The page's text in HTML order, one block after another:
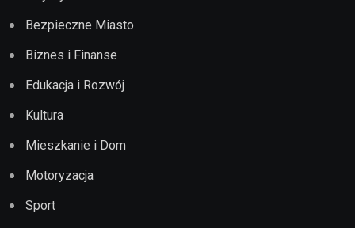
Bezpieczne Miasto
Biznes i Finanse
Edukacja i Rozwój
Kultura
Mieszkanie i Dom
Motoryzacja
Sport